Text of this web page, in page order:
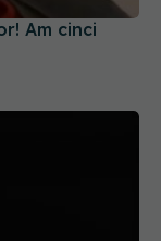
Am cinci